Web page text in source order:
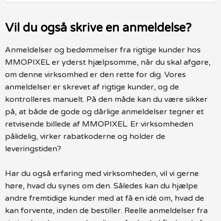
Vil du også skrive en anmeldelse?
Anmeldelser og bedømmelser fra rigtige kunder hos
MMOPIXEL er yderst hjælpsomme, når du skal afgøre,
om denne virksomhed er den rette for dig. Vores
anmeldelser er skrevet af rigtige kunder, og de
kontrolleres manuelt. På den måde kan du være sikker
på, at både de gode og dårlige anmeldelser tegner et
retvisende billede af MMOPIXEL. Er virksomheden
pålidelig, virker rabatkoderne og holder de
leveringstiden?
Har du også erfaring med virksomheden, vil vi gerne
høre, hvad du synes om den. Således kan du hjælpe
andre fremtidige kunder med at få en idé om, hvad de
kan forvente, inden de bestiller. Reelle anmeldelser fra